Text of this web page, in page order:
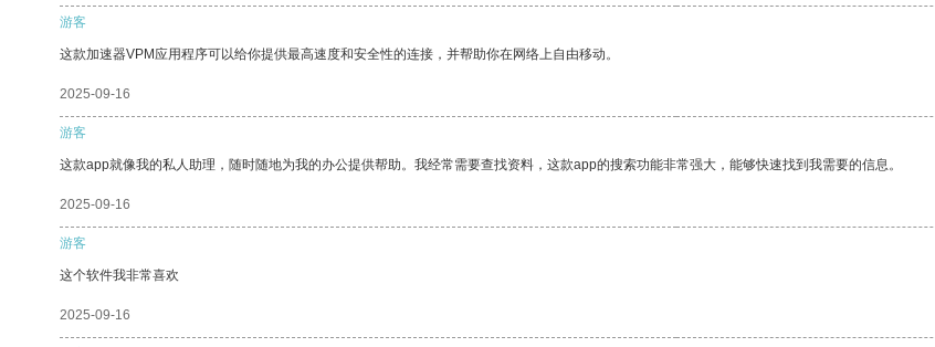
游客
这款加速器VPM应用程序可以给你提供最高速度和安全性的连接，并帮助你在网络上自由移动。
2025-09-16
游客
这款app就像我的私人助理，随时随地为我的办公提供帮助。我经常需要查找资料，这款app的搜索功能非常强大，能够快速找到我需要的信息。
2025-09-16
游客
这个软件我非常喜欢
2025-09-16